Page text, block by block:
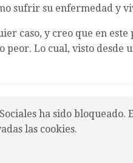
sufrir su enfermedad y
caso, y creo que en
peor. Lo cual, visto
ha sido bloqueado.
las cookies.